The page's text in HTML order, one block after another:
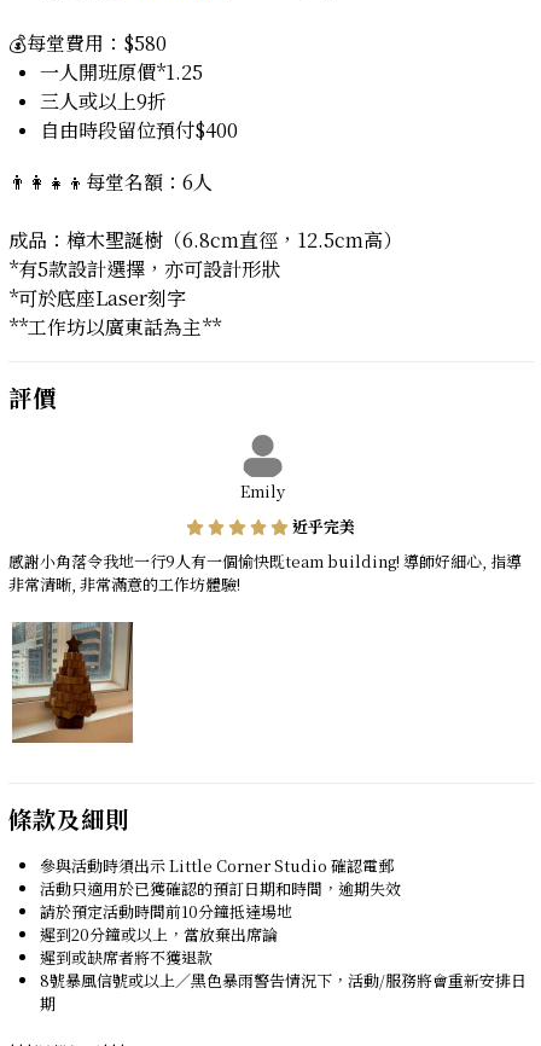
💰每堂費用：$580​
一人開班原價*1.25
三人或以上9折
自由時段留位預付$400
👨‍👩‍👧‍👦每堂名額：6人
成品：樟木聖誕樹（6.8cm直徑，12.5cm高）
*有5款設計選擇，亦可設計形狀
*可於底座Laser刻字
**工作坊以廣東話為主**
評價
Emily
近乎完美
感謝小角落令我地一行9人有一個愉快既team building! 導師好細心, 指導
非常清晰, 非常滿意的工作坊體驗!
條款及細則
參與活動時須出示 Little Corner Studio 確認電郵
活動只適用於已獲確認的預訂日期和時間，逾期失效
請於預定活動時間前10分鐘抵達場地
遲到20分鐘或以上，當放棄出席論
遲到或缺席者將不獲退款
8號暴風信號或以上／黑色暴雨警告情況下，活動/服務將會重新安排日
期